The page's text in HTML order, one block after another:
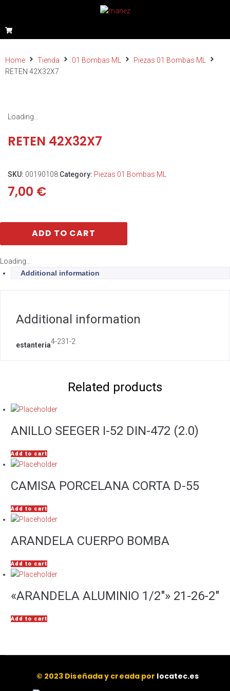
Home Tienda 01 Bombas ML
Piezas 01 Bombas ML
RETEN 42X32X7
Loading...
RETEN 42X32X7
SKU: 00190108 Category: Piezas 01 Bombas ML
7,00 €
ADD TO CART
Loading...
Additional information
Additional information
estanteria4-231-2
Related products
ANILLO SEEGER I-52 DIN-472 (2.0)
Add to cart
CAMISA PORCELANA CORTA D-55
Add to cart
ARANDELA CUERPO BOMBA
Add to cart
«ARANDELA ALUMINIO 1/2″» 21-26-2″
Add to cart
© 2023 Diseñada y creada por locatec.es